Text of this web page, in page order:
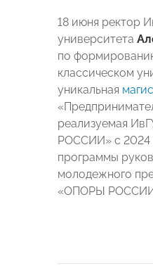
18 июня ректор
университета
по
классическом
уникальная
реализуемая
РОССИИ» с 2024
программы
молодежного
«ОПОРЫ